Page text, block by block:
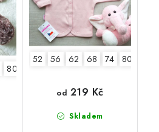
80
52 56 62 68 74 80
Skladem
od 219 Kč